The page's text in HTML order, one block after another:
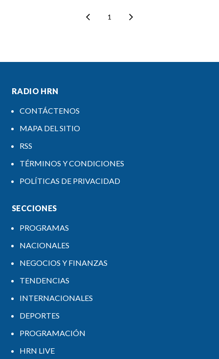
1
RADIO HRN
CONTÁCTENOS
MAPA DEL SITIO
RSS
TÉRMINOS Y CONDICIONES
POLÍTICAS DE PRIVACIDAD
SECCIONES
PROGRAMAS
NACIONALES
NEGOCIOS Y FINANZAS
TENDENCIAS
INTERNACIONALES
DEPORTES
PROGRAMACIÓN
HRN LIVE